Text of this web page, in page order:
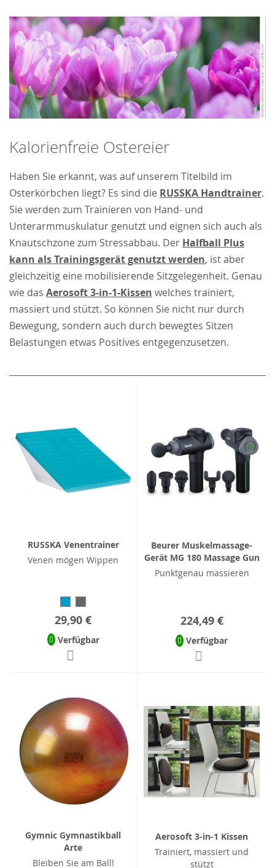
Kalorienfreie Ostereier
Haben Sie erkannt, was auf unserem Titelbild im
Osterkörbchen liegt? Es sind die RUSSKA Handtrainer.
Sie werden zum Trainieren von Hand- und
Unterarmmuskulatur genutzt und eignen sich auch als
Knautschzone zum Stressabbau. Der Halfball Plus
kann als Trainingsgerät genutzt werden, ist aber
gleichzeitig eine mobilisierende Sitzgelegenheit. Genau
wie das Aerosoft 3-in-1-Kissen welches trainiert,
massiert und stützt. So können Sie nicht nur durch
Bewegung, sondern auch durch bewegtes Sitzen
Belastungen etwas Positives entgegenzusetzen.
RUSSKA Venentrainer
Venen mögen Wippen
29,90 €
Verfügbar
Beurer Muskelmassage-
Gerät MG 180 Massage Gun
Punktgenau massieren
224,49 €
Verfügbar
Gymnic Gymnastikball
Arte
Bleiben Sie am Ball!
Aerosoft 3-in-1 Kissen
Trainiert, massiert und
stützt